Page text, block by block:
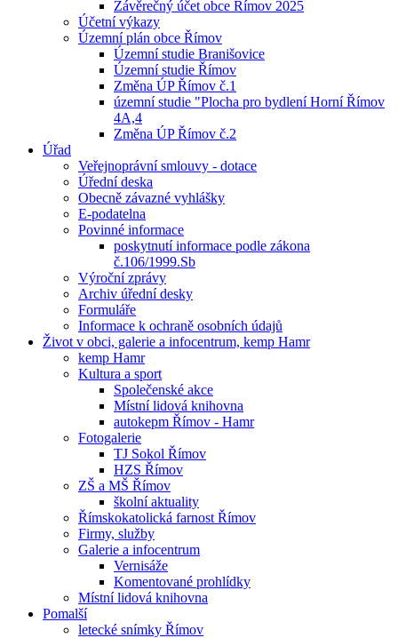
Závěrečný účet obce Římov 2025
Účetní výkazy
Územní plán obce Římov
Územní studie Branišovice
Územní studie Římov
Změna ÚP Římov č.1
územní studie "Plocha pro bydlení Horní Římov
4A,4
Změna ÚP Římov č.2
Úřad
Veřejnoprávní smlouvy - dotace
Úřední deska
Obecně závazné vyhlášky
E-podatelna
Povinné informace
poskytnutí informace podle zákona
č.106/1999.Sb
Výroční zprávy
Archiv úřední desky
Formuláře
Informace k ochraně osobních údajů
Život v obci, galerie a infocentrum, kemp Hamr
kemp Hamr
Kultura a sport
Společenské akce
Místní lidová knihovna
autokepm Římov - Hamr
Fotogalerie
TJ Sokol Římov
HZS Římov
ZŠ a MŠ Římov
školní aktuality
Římskokatolická farnost Římov
Firmy, služby
Galerie a infocentrum
Vernisáže
Komentované prohlídky
Místní lidová knihovna
Pomalší
letecké snímky Římov